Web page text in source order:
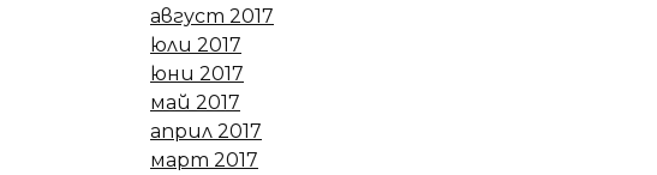
август 2017
юли 2017
юни 2017
май 2017
април 2017
март 2017